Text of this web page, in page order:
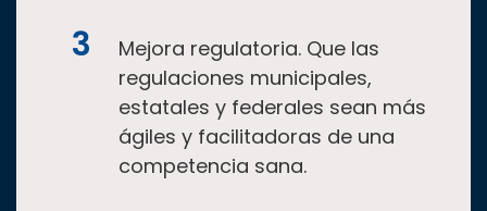
Mejora regulatoria. Que las
regulaciones municipales,
estatales y federales sean más
ágiles y facilitadoras de una
competencia sana.